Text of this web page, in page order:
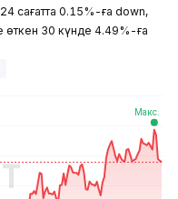
сағатта 0.15%-ға down,
өткен 30 күнде 4.49%-ға